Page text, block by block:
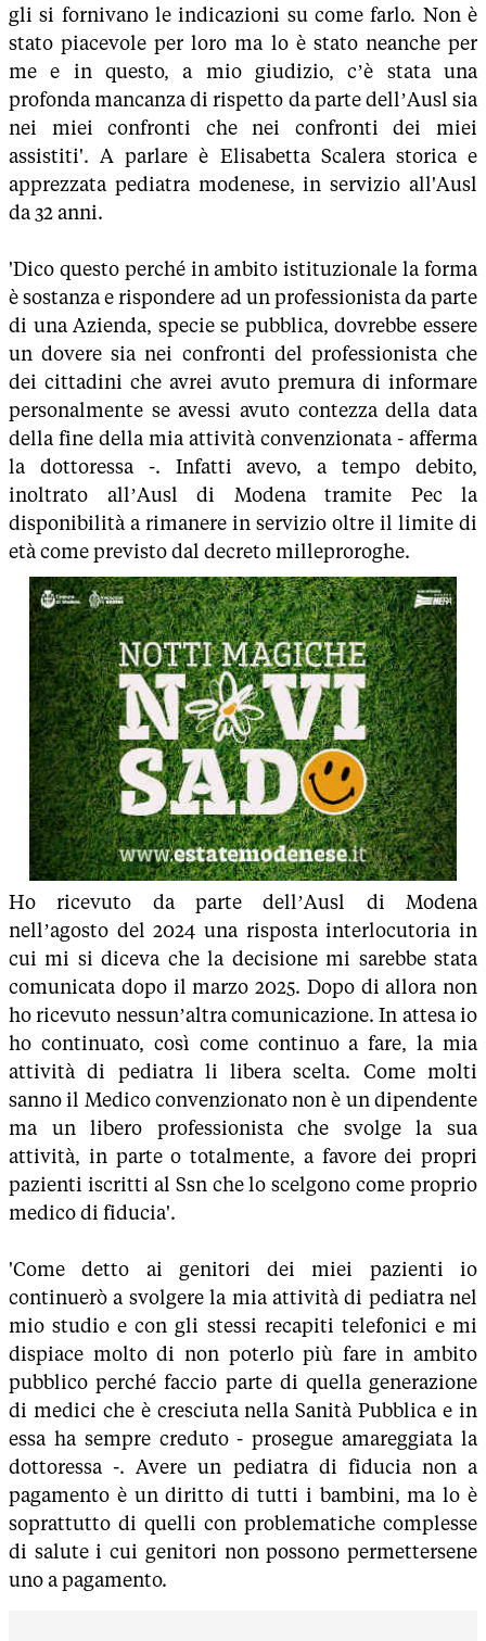
gli si fornivano le indicazioni su come farlo. Non è
stato piacevole per loro ma lo è stato neanche per
me e in questo, a mio giudizio, c’è stata una
profonda mancanza di rispetto da parte dell’Ausl sia
nei miei confronti che nei confronti dei miei
assistiti'. A parlare è Elisabetta Scalera storica e
apprezzata pediatra modenese, in servizio all'Ausl
da 32 anni.
'Dico questo perché in ambito istituzionale la forma
è sostanza e rispondere ad un professionista da parte
di una Azienda, specie se pubblica, dovrebbe essere
un dovere sia nei confronti del professionista che
dei cittadini che avrei avuto premura di informare
personalmente se avessi avuto contezza della data
della fine della mia attività convenzionata - afferma
la dottoressa -. Infatti avevo, a tempo debito,
inoltrato all’Ausl di Modena tramite Pec la
disponibilità a rimanere in servizio oltre il limite di
età come previsto dal decreto milleproroghe.
Ho ricevuto da parte dell’Ausl di Modena
nell’agosto del 2024 una risposta interlocutoria in
cui mi si diceva che la decisione mi sarebbe stata
comunicata dopo il marzo 2025. Dopo di allora non
ho ricevuto nessun’altra comunicazione. In attesa io
ho continuato, così come continuo a fare, la mia
attività di pediatra li libera scelta. Come molti
sanno il Medico convenzionato non è un dipendente
ma un libero professionista che svolge la sua
attività, in parte o totalmente, a favore dei propri
pazienti iscritti al Ssn che lo scelgono come proprio
medico di fiducia'.
'Come detto ai genitori dei miei pazienti io
continuerò a svolgere la mia attività di pediatra nel
mio studio e con gli stessi recapiti telefonici e mi
dispiace molto di non poterlo più fare in ambito
pubblico perché faccio parte di quella generazione
di medici che è cresciuta nella Sanità Pubblica e in
essa ha sempre creduto - prosegue amareggiata la
dottoressa -. Avere un pediatra di fiducia non a
pagamento è un diritto di tutti i bambini, ma lo è
soprattutto di quelli con problematiche complesse
di salute i cui genitori non possono permettersene
uno a pagamento.